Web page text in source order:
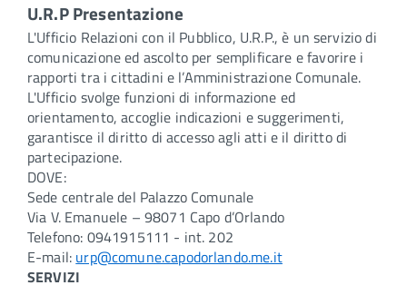
U.R.P Presentazione
L'Ufficio Relazioni con il Pubblico, U.R.P., è un servizio di
comunicazione ed ascolto per semplificare e favorire i
rapporti tra i cittadini e l’Amministrazione Comunale.
L'Ufficio svolge funzioni di informazione ed
orientamento, accoglie indicazioni e suggerimenti,
garantisce il diritto di accesso agli atti e il diritto di
partecipazione.
DOVE:
Sede centrale del Palazzo Comunale
Via V. Emanuele – 98071 Capo d’Orlando
Telefono: 0941915111 - int. 202
E-mail: urp@comune.capodorlando.me.it
SERVIZI